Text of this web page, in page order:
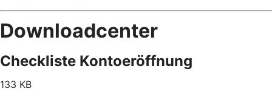
Downloadcenter
Checkliste Kontoeröffnung
133 KB